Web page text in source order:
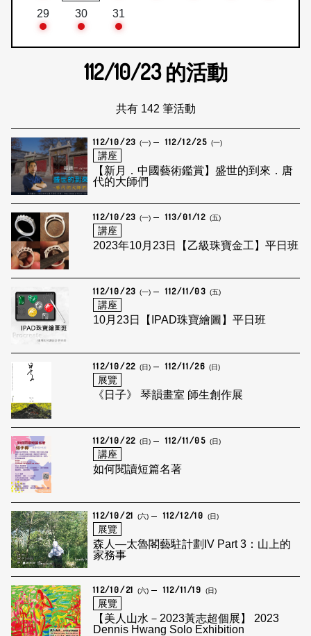
29 30 31
112/10/23的活動
共有 142 筆活動
112/10/23 (一) 112/12/25 (一)
講座
【新月．中國藝術鑑賞】盛世的到來．唐
代的大師們
112/10/23 (一) 113/01/12 (五)
講座
2023年10月23日【乙級珠寶金工】平日班
112/10/23 (一) 112/11/03 (五)
講座
10月23日【IPAD珠寶繪圖】平日班
112/10/22 (日) 112/11/26 (日)
展覽
《日子》 琴韻畫室 師生創作展
112/10/22 (日) 112/11/05 (日)
講座
如何閱讀短篇名著
112/10/21 (六) 112/12/10 (日)
展覽
森人—太魯閣藝駐計劃IV Part 3：山上的
家務事
112/10/21 (六) 112/11/19 (日)
展覽
【美人山水－2023黃志超個展】 2023
Dennis Hwang Solo Exhibition